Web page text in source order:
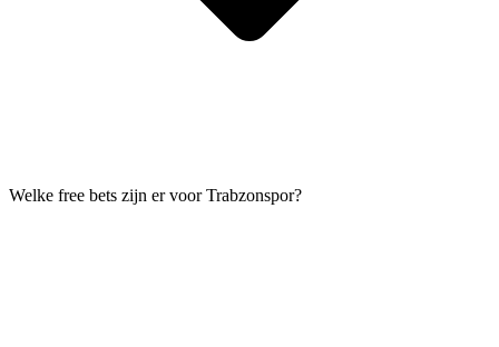
Welke free bets zijn er voor Trabzonspor?